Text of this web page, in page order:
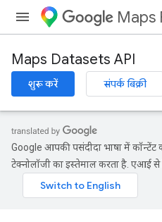
Maps
Maps Datasets API
शुरू करें संपर्क बिक्री
Google आपकी पसंदीदा भाषा में
टेक्नोलॉजी का इस्तेमाल करता है. एआई से